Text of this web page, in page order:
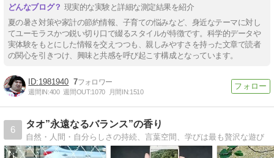
現実的な実験と詳細な測定結果を紹介
夏の暑さ対策や家計の節約情報、子育ての悩みなど、身近なテーマに対し
てユーモラスかつ鋭い切り口で綴るスタイルが特徴です。科学的データや
実体験をもとにした情報を交えつつも、親しみやすさを持った文章で読者
の関心を引きつけ、興味と共感を呼び起こす構成となっています。
1981940 7
週間IN:400 週間OUT:1070 月間IN:1510
6
タオ”永遠なるバランス”の香り
自然・人間・自分らしさの持続、言葉空間、学びは最も贅沢な遊び